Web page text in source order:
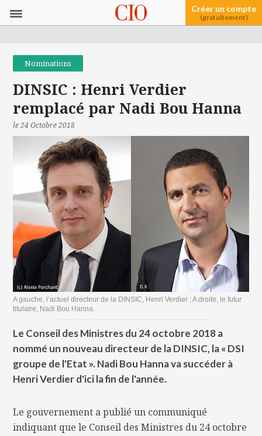
Créer un compte
(gratuitement)
Nominations
DINSIC : Henri Verdier
remplacé par Nadi Bou Hanna
le 24 Octobre 2018
A gauche, l’actuel directeur de la DINSIC, Henri Verdier ; A droite, le futur
titulaire, Nadi Bou Hanna.
Le Conseil des Ministres du 24 octobre 2018 a
nommé un nouveau directeur de la DINSIC, la « DSI
groupe de l'Etat ». Nadi Bou Hanna va succéder à
Henri Verdier d'ici la fin de l'année.
Le gouvernement a publié un communiqué
indiquant que le Conseil des Ministres du 24 octobre